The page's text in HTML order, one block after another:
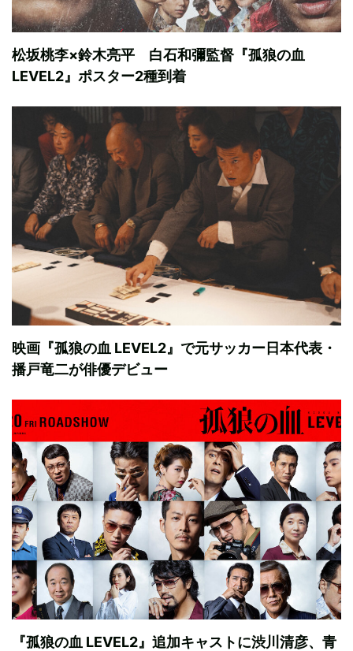
松坂桃李×鈴木亮平 白石和彌監督『孤狼の血
LEVEL2』ポスター2種到着
映画『孤狼の血 LEVEL2』で元サッカー日本代表・
播戸竜二が俳優デビュー
『孤狼の血 LEVEL2』追加キャストに渋川清彦、青